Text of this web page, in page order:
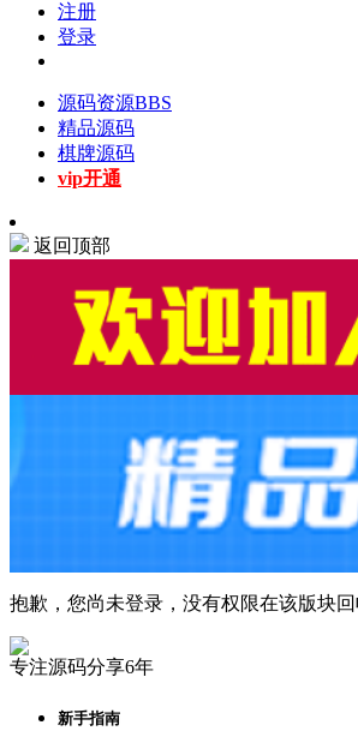
注册
登录
源码资源BBS
精品源码
棋牌源码
vip开通
返回顶部
抱歉，您尚未登录，没有权限在该版块
专注源码分享6年
新手指南